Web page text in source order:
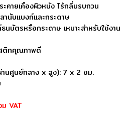
คายเคืองผิวหนัง ไร้กลิ่นรบกวน
านับแบงก์และกระดาษ
นบัตรหรือกระดาษ เหมาะสำหรับใช้งาน
ติกคุณภาพดี
านศูนย์กลาง x สูง): 7 x 2 ซม.
VAT